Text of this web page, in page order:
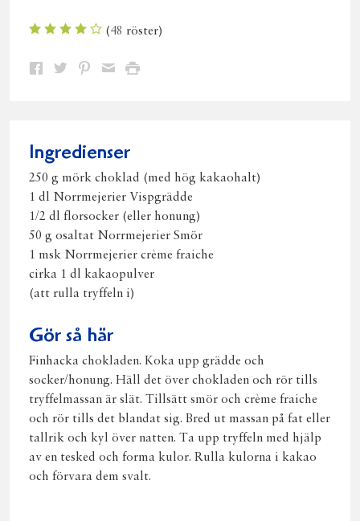
(48 röster)
Dela Dela Dela DelaSkriv
Ingredienser
250 g mörk choklad (med hög kakaohalt)
1 dl Norrmejerier Vispgrädde
1/2 dl florsocker (eller honung)
50 g osaltat Norrmejerier Smör
1 msk Norrmejerier crème fraiche
cirka 1 dl kakaopulver
(att rulla tryffeln i)
Gör så här
Finhacka chokladen. Koka upp grädde och
socker/honung. Häll det över chokladen och rör tills
tryffelmassan är slät. Tillsätt smör och crème fraiche
och rör tills det blandat sig. Bred ut massan på fat eller
tallrik och kyl över natten. Ta upp tryffeln med hjälp
av en tesked och forma kulor. Rulla kulorna i kakao
och förvara dem svalt.